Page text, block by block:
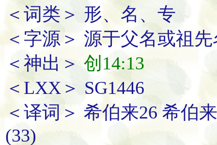
＜词类＞ 形、名、专
＜字源＞ 源于父名或祖
＜神出＞ 创14:13
＜LXX＞ SG1446
＜译词＞ 希伯来26 希伯
(33)